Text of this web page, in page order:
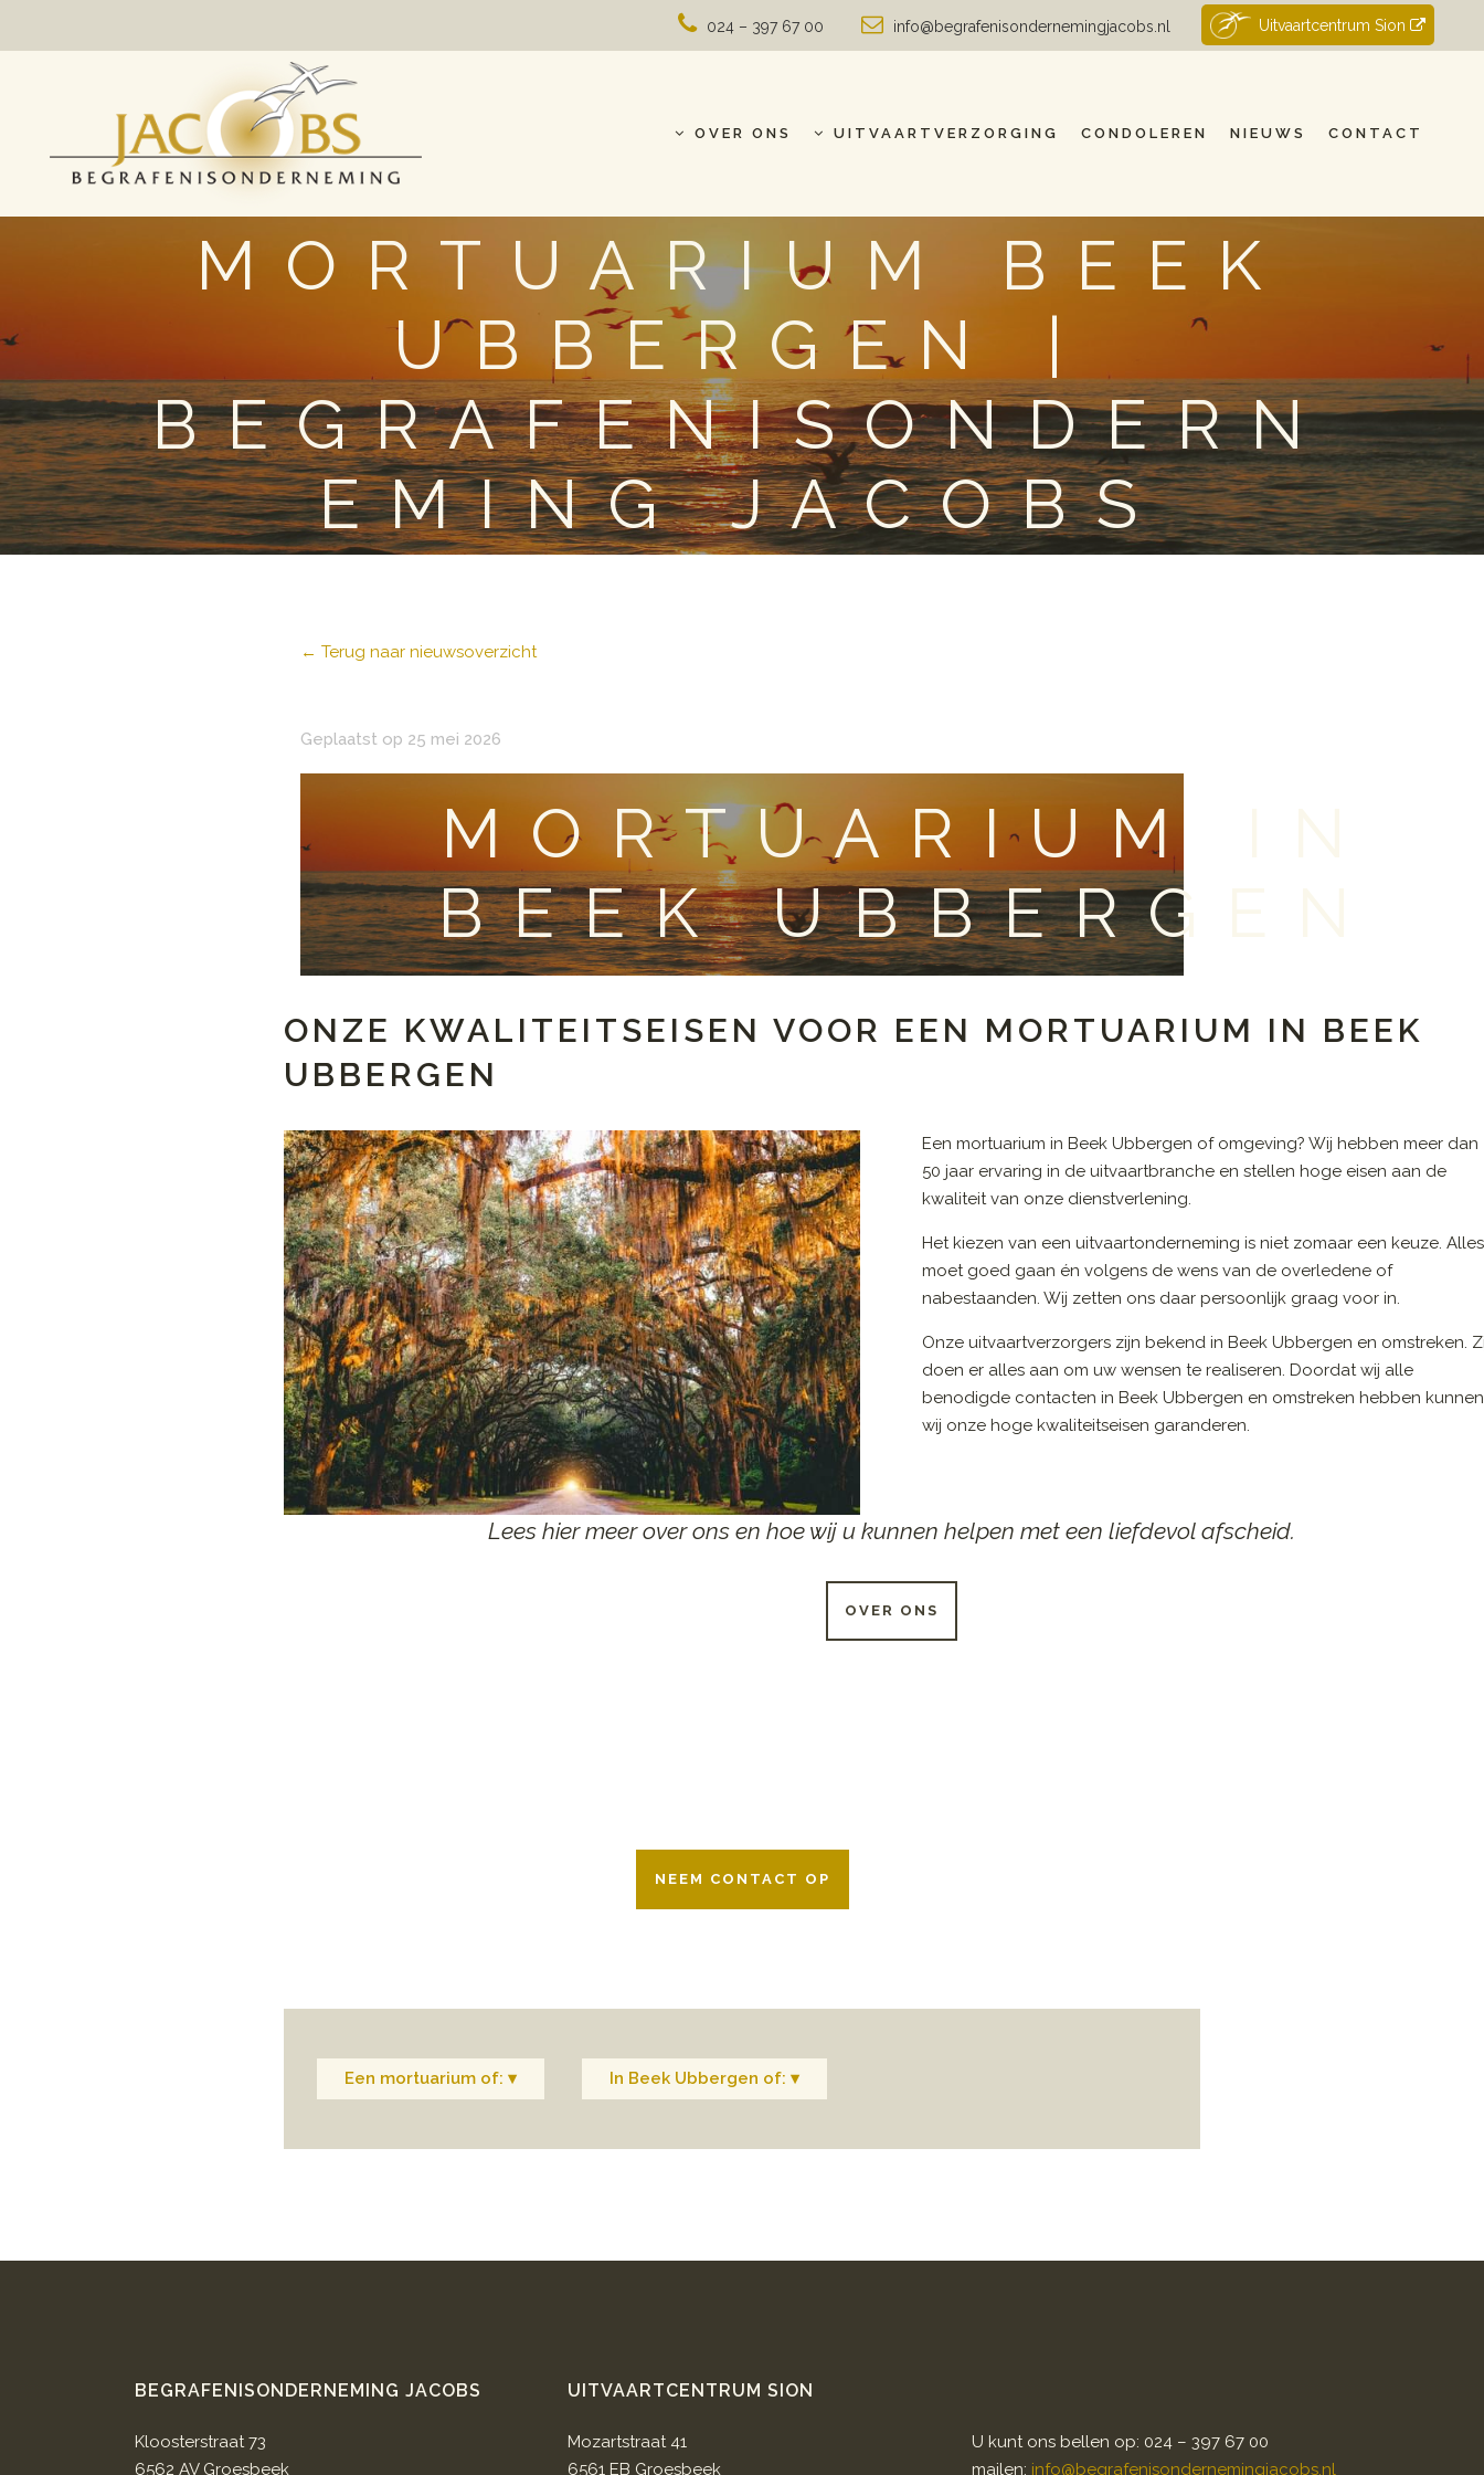
024 – 397 67 00 info@begrafenisondernemingjacobs.nl Uitvaartcentrum Sion
OVER ONS UITVAARTVERZORGING CONDOLEREN NIEUWS CONTACT
MORTUARIUM BEEK
UBBERGEN |
BEGRAFENISONDERN
EMING JACOBS
← Terug naar nieuwsoverzicht
Geplaatst op 25 mei 2026
MORTUARIUM IN
BEEK UBBERGEN
ONZE KWALITEITSEISEN VOOR EEN MORTUARIUM IN BEEK
UBBERGEN
Een mortuarium in Beek Ubbergen of omgeving? Wij hebben meer dan
50 jaar ervaring in de uitvaartbranche en stellen hoge eisen aan de
kwaliteit van onze dienstverlening.
Het kiezen van een uitvaartonderneming is niet zomaar een keuze. Alles
moet goed gaan én volgens de wens van de overledene of
nabestaanden. Wij zetten ons daar persoonlijk graag voor in.
Onze uitvaartverzorgers zijn bekend in Beek Ubbergen en omstreken.
doen er alles aan om uw wensen te realiseren. Doordat wij alle
benodigde contacten in Beek Ubbergen en omstreken hebben kunnen
wij onze hoge kwaliteitseisen garanderen.
Lees hier meer over ons en hoe wij u kunnen helpen met een liefdevol afscheid.
OVER ONS
NEEM CONTACT OP
Een mortuarium of: ▾ In Beek Ubbergen of: ▾
BEGRAFENISONDERNEMING JACOBS
Kloosterstraat 73
6562 AV Groesbeek
UITVAARTCENTRUM SION
Mozartstraat 41
6561 EB Groesbeek
U kunt ons bellen op: 024 – 397 67 00
mailen: info@begrafenisondernemingjacobs.nl